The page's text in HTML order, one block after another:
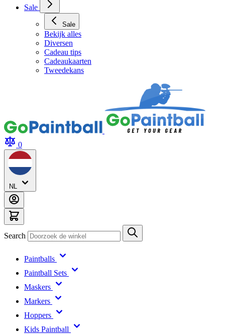
Sale
Sale
Bekijk alles
Diversen
Cadeau tips
Cadeaukaarten
Tweedekans
0
NL
Search
Paintballs
Paintball Sets
Maskers
Markers
Hoppers
Kids Paintball